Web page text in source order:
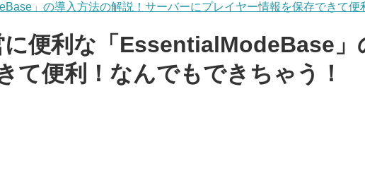
」の導入方法の解説！サーバーにプレイヤー情報を保存できて便
便利な「EssentialModeBase」
て便利！なんでもできちゃう！